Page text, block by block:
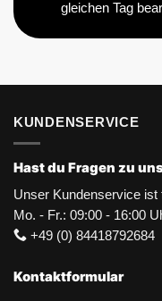
gleichen Tag
KUNDENSERVICE
Hast du Fragen zu
Unser Kundenservice ist
Mo. - Fr.: 09:00 - 16:00
+49 (0) 84418792684
Kontaktformular